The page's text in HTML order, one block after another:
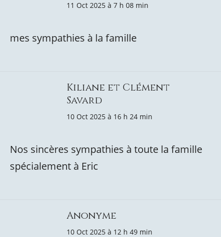
11 Oct 2025 à 7 h 08 min
mes sympathies à la famille
Kiliane et Clément
Savard
10 Oct 2025 à 16 h 24 min
Nos sincères sympathies à toute la famille
spécialement à Eric
Anonyme
10 Oct 2025 à 12 h 49 min